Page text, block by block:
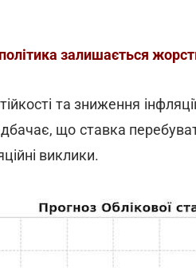
залишається
та зниження
що ставка
виклики.